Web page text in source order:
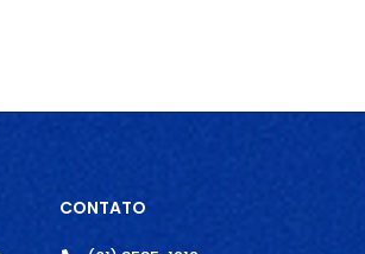
CONTATO